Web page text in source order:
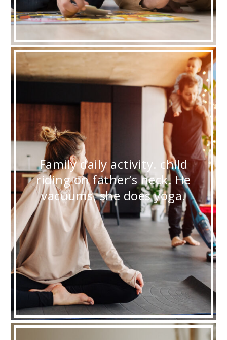
Family daily activity. child
riding on father’s neck. He
vacuums, she does yoga.